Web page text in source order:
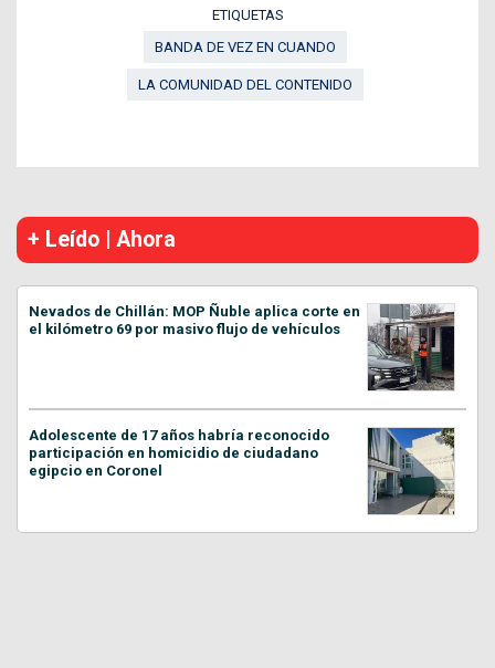
ETIQUETAS
BANDA DE VEZ EN CUANDO
LA COMUNIDAD DEL CONTENIDO
+ Leído | Ahora
Nevados de Chillán: MOP Ñuble aplica corte en
el kilómetro 69 por masivo flujo de vehículos
Adolescente de 17 años habría reconocido
participación en homicidio de ciudadano
egipcio en Coronel